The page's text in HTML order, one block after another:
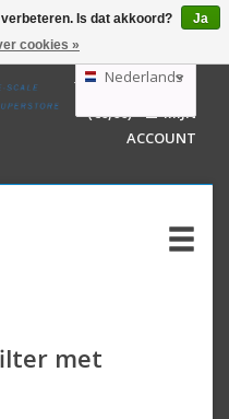
GBP
AUD
Nederlands
Deutsch
English
WINKELWAGEN
(€0,00)
MIJN
ACCOUNT
met
Is dat akkoord?
Ja
cookies »